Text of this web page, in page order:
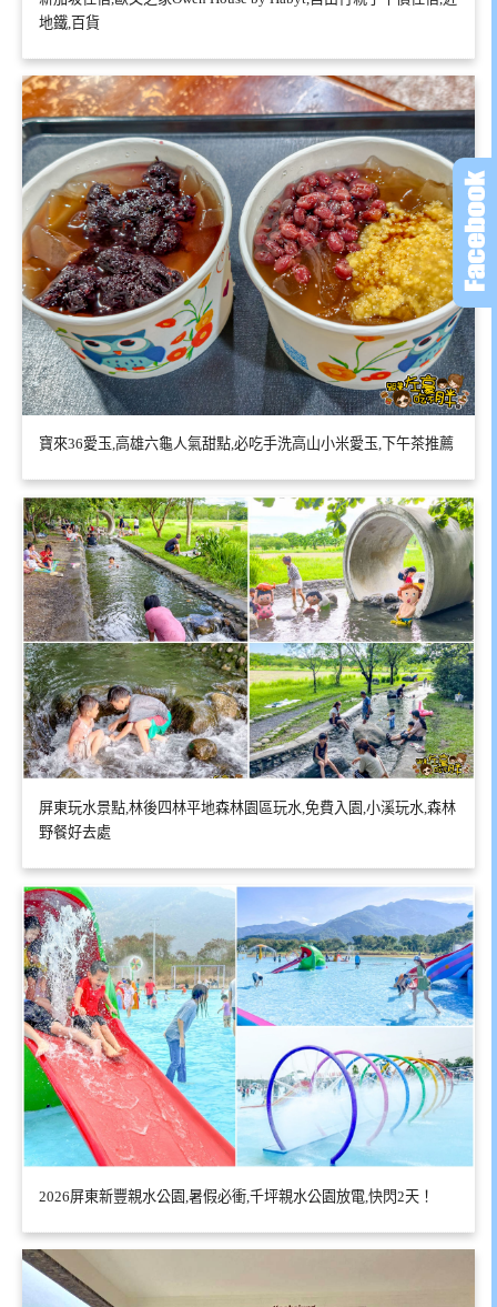
地鐵,百貨
寶來36愛玉,高雄六龜人氣甜點,必吃手洗高山小米愛玉,下午茶推薦
屏東玩水景點,林後四林平地森林園區玩水,免費入園,小溪玩水,森林
野餐好去處
2026屏東新豐親水公園,暑假必衝,千坪親水公園放電,快閃2天！